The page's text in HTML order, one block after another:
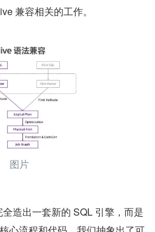
兼容相关的工作。
图片
造出一套新的 SQL 引擎，而是